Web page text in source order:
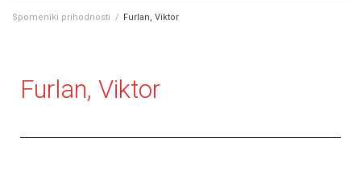
Spomeniki prihodnosti / Furlan, Viktor
Furlan, Viktor